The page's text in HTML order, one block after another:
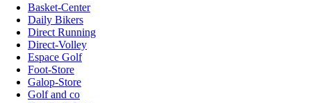
Basket-Center
Daily Bikers
Direct Running
Direct-Volley
Espace Golf
Foot-Store
Galop-Store
Golf and co